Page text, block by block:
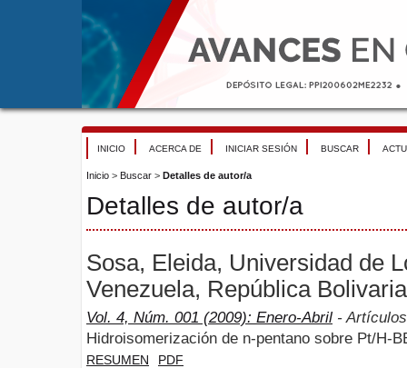
INICIO ACERCA DE INICIAR SESIÓN BUSCAR
Inicio > Buscar > Detalles de autor/a
Detalles de autor/a
Sosa, Eleida, Universidad de
Venezuela, República
Vol. 4, Núm. 001 (2009): Enero-Abril -
Hidroisomerización de n-pentano sobre Pt/H-
RESUMEN PDF